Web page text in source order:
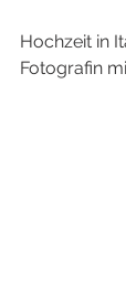
Hochzeit in
Fotografin